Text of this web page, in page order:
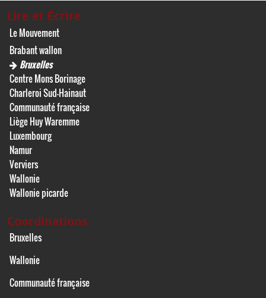
Lire et Écrire
Le Mouvement
Brabant wallon
Bruxelles
Centre Mons Borinage
Charleroi Sud-Hainaut
Communauté française
Liège Huy Waremme
Luxembourg
Namur
Verviers
Wallonie
Wallonie picarde
Coordinations
Bruxelles
Wallonie
Communauté française